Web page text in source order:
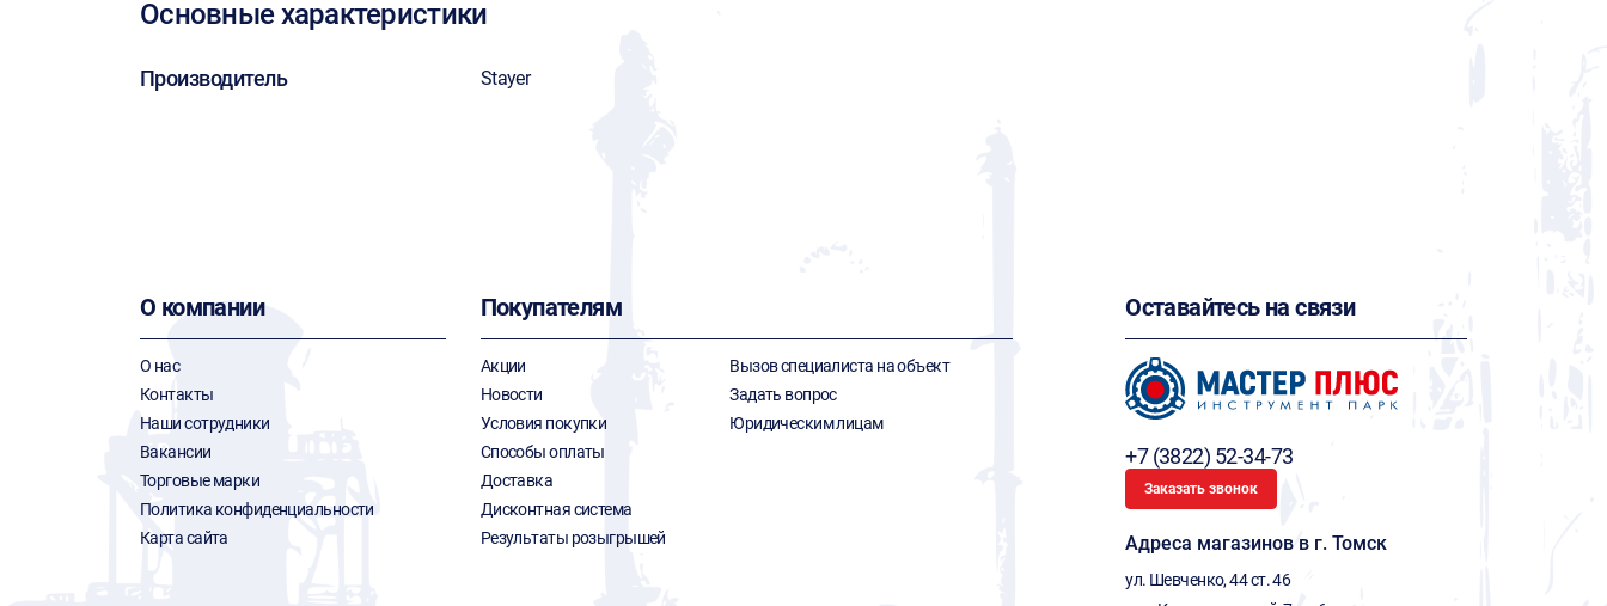
Основные характеристики
Производитель Stayer
О компании
О нас
Контакты
Наши сотрудники
Вакансии
Торговые марки
Политика конфиденциальности
Карта сайта
Покупателям
Акции
Новости
Условия покупки
Способы оплаты
Доставка
Дисконтная система
Результаты розыгрышей
Вызов специалиста на объект
Задать вопрос
Юридическим лицам
Оставайтесь на связи
+7 (3822) 52-34-73
Заказать звонок
Адреса магазинов в г. Томск
ул. Шевченко, 44 ст. 46